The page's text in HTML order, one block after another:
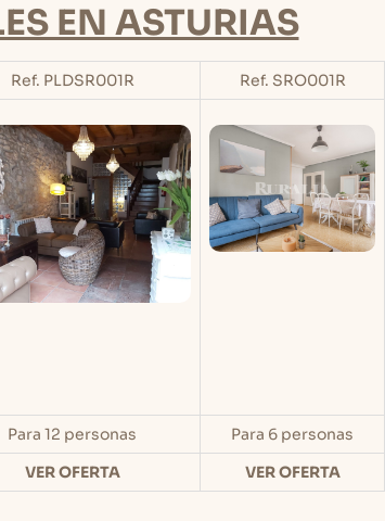
EN ASTURIAS
Ref. PLDSR001R Ref. SRO001R
Para 12 personas
Para 6 personas
VER OFERTA VER OFERTA